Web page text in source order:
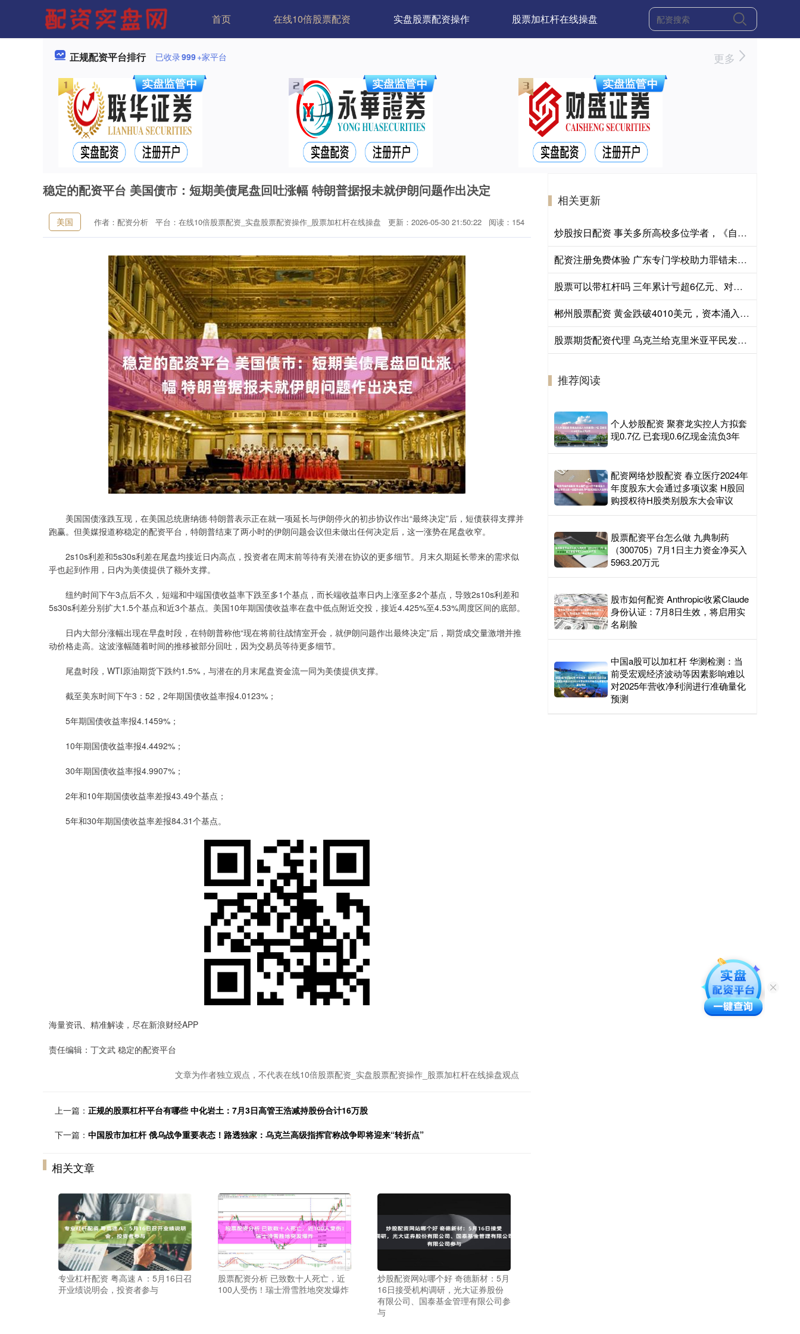
首页 在线10倍股票配资 实盘股票配资操作 股票加杠杆在线操盘
正规配资平台排行 已收录999+家平台 更多
稳定的配资平台 美国债市：短期美债尾盘回吐涨幅 特朗普据报未就伊朗问题作出决定
美国 作者：配资分析 平台：在线10倍股票配资_实盘股票配资操作_股票加杠杆在线操盘 更新：2026-05-30 21:50:22 阅读：154
美国国债涨跌互现，在美国总统唐纳德·特朗普表示正在就一项延长与伊朗停火的初步协议作出“最终决定”后，短债获得支撑并
跑赢。但美媒报道称稳定的配资平台，特朗普结束了两小时的伊朗问题会议但未做出任何决定后，这一涨势在尾盘收窄。
2s10s利差和5s30s利差在尾盘均接近日内高点，投资者在周末前等待有关潜在协议的更多细节。月末久期延长带来的需求似
乎也起到作用，日内为美债提供了额外支撑。
纽约时间下午3点后不久，短端和中端国债收益率下跌至多1个基点，而长端收益率日内上涨至多2个基点，导致2s10s利差和
5s30s利差分别扩大1.5个基点和近3个基点。美国10年期国债收益率在盘中低点附近交投，接近4.425%至4.53%周度区间的底部。
日内大部分涨幅出现在早盘时段，在特朗普称他“现在将前往战情室开会，就伊朗问题作出最终决定”后，期货成交量激增并推
动价格走高。这波涨幅随着时间的推移被部分回吐，因为交易员等待更多细节。
尾盘时段，WTI原油期货下跌约1.5%，与潜在的月末尾盘资金流一同为美债提供支撑。
截至美东时间下午3：52，2年期国债收益率报4.0123%；
5年期国债收益率报4.1459%；
10年期国债收益率报4.4492%；
30年期国债收益率报4.9907%；
2年和10年期国债收益率差报43.49个基点；
5年和30年期国债收益率差报84.31个基点。
海量资讯、精准解读，尽在新浪财经APP
责任编辑：丁文武 稳定的配资平台
文章为作者独立观点，不代表在线10倍股票配资_实盘股票配资操作_股票加杠杆在线操盘观点
上一篇： 正规的股票杠杆平台有哪些 中化岩土：7月3日高管王浩减持股份合计16万股
下一篇： 中国股市加杠杆 俄乌战争重要表态！路透独家：乌克兰高级指挥官称战争即将迎来“转折点”
相关文章
专业杠杆配资 粤高速Ａ：5月16日召
开业绩说明会，投资者参与
股票配资分析 已致数十人死亡，近
100人受伤！瑞士滑雪胜地突发爆炸
炒股配资网站哪个好 奇德新材：5月
16日接受机构调研，光大证券股份
有限公司、国泰基金管理有限公司参
与
相关更新
炒股按日配资 事关多所高校多位学者，《自然》宣布撤稿
配资注册免费体验 广东专门学校助力罪错未成年人走出阴霾、启航新生，拉回“走在悬崖边的孩子”
股票可以带杠杆吗 三年累计亏超6亿元、对赌条款存“复活”机制，艺妙生物IPO成色几何
郴州股票配资 黄金跌破4010美元，资本涌入黄金资产
股票期货配资代理 乌克兰给克里米亚平民发手册，内容让人后背发凉！
推荐阅读
个人炒股配资 聚赛龙实控人方拟套
现0.7亿 已套现0.6亿现金流负3年
配资网络炒股配资 春立医疗2024年
年度股东大会通过多项议案 H股回
购授权待H股类别股东大会审议
股票配资平台怎么做 九典制药
（300705）7月1日主力资金净买入
5963.20万元
股市如何配资 Anthropic收紧Claude
身份认证：7月8日生效，将启用实
名刷脸
中国a股可以加杠杆 华测检测：当
前受宏观经济波动等因素影响难以
对2025年营收净利润进行准确量化
预测